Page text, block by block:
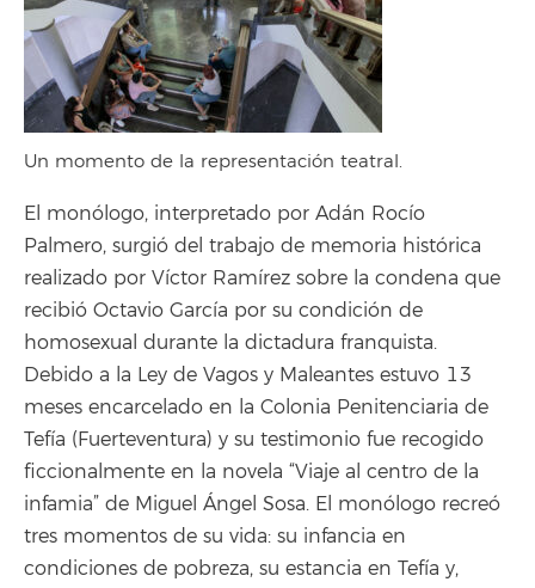
Un momento de la representación teatral.
El monólogo, interpretado por Adán Rocío
Palmero, surgió del trabajo de memoria histórica
realizado por Víctor Ramírez sobre la condena que
recibió Octavio García por su condición de
homosexual durante la dictadura franquista.
Debido a la Ley de Vagos y Maleantes estuvo 13
meses encarcelado en la Colonia Penitenciaria de
Tefía (Fuerteventura) y su testimonio fue recogido
ficcionalmente en la novela “Viaje al centro de la
infamia” de Miguel Ángel Sosa. El monólogo recreó
tres momentos de su vida: su infancia en
condiciones de pobreza, su estancia en Tefía y,